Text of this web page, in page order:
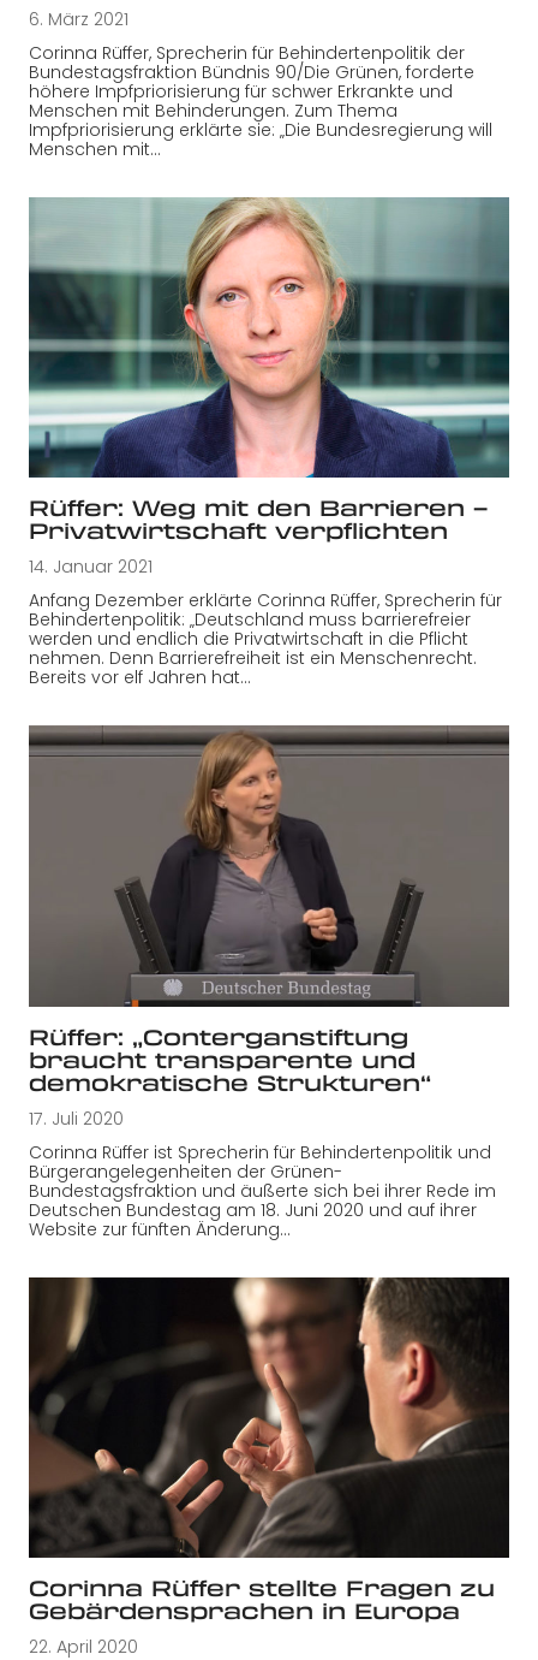
6. März 2021
Corinna Rüffer, Sprecherin für Behindertenpolitik der
Bundestagsfraktion Bündnis 90/Die Grünen, forderte
höhere Impfpriorisierung für schwer Erkrankte und
Menschen mit Behinderungen. Zum Thema
Impfpriorisierung erklärte sie: „Die Bundesregierung will
Menschen mit…
Rüffer: Weg mit den Barrieren –
Privatwirtschaft verpflichten
14. Januar 2021
Anfang Dezember erklärte Corinna Rüffer, Sprecherin für
Behindertenpolitik: „Deutschland muss barrierefreier
werden und endlich die Privatwirtschaft in die Pflicht
nehmen. Denn Barrierefreiheit ist ein Menschenrecht.
Bereits vor elf Jahren hat…
Rüffer: „Conterganstiftung
braucht transparente und
demokratische Strukturen“
17. Juli 2020
Corinna Rüffer ist Sprecherin für Behindertenpolitik und
Bürgerangelegenheiten der Grünen-
Bundestagsfraktion und äußerte sich bei ihrer Rede im
Deutschen Bundestag am 18. Juni 2020 und auf ihrer
Website zur fünften Änderung…
Corinna Rüffer stellte Fragen zu
Gebärdensprachen in Europa
22. April 2020